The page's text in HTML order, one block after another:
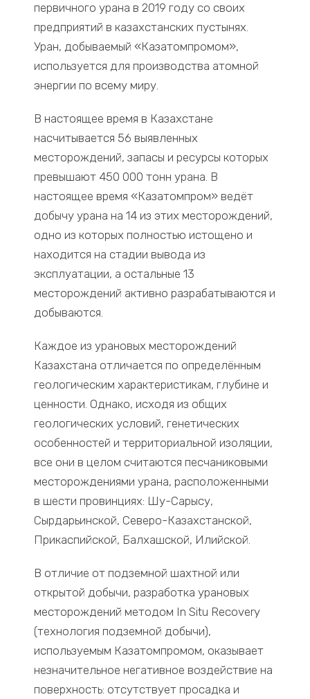
первичного урана в 2019 году со своих
предприятий в казахстанских пустынях.
Уран, добываемый «Казатомпромом»,
используется для производства атомной
энергии по всему миру.
В настоящее время в Казахстане
насчитывается 56 выявленных
месторождений, запасы и ресурсы которых
превышают 450 000 тонн урана. В
настоящее время «Казатомпром» ведёт
добычу урана на 14 из этих месторождений,
одно из которых полностью истощено и
находится на стадии вывода из
эксплуатации, а остальные 13
месторождений активно разрабатываются и
добываются.
Каждое из урановых месторождений
Казахстана отличается по определённым
геологическим характеристикам, глубине и
ценности. Однако, исходя из общих
геологических условий, генетических
особенностей и территориальной изоляции,
все они в целом считаются песчаниковыми
месторождениями урана, расположенными
в шести провинциях: Шу-Сарысу,
Сырдарьинской, Северо-Казахстанской,
Прикаспийской, Балхашской, Илийской.
В отличие от подземной шахтной или
открытой добычи, разработка урановых
месторождений методом In Situ Recovery
(технология подземной добычи),
используемым Казатомпромом, оказывает
незначительное негативное воздействие на
поверхность: отсутствует просадка и